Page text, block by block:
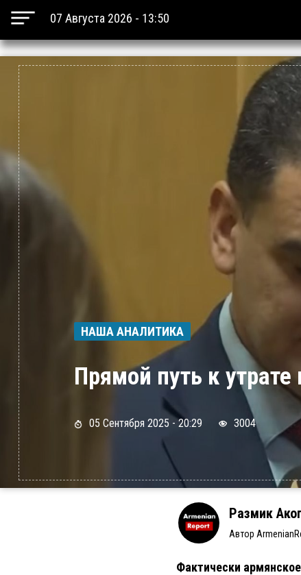
07 Августа 2026 - 13:50
НАША АНАЛИТИКА
Прямой путь к утрате
05 Сентября 2025 - 20:29 3004
Размик
Автор
Фактически